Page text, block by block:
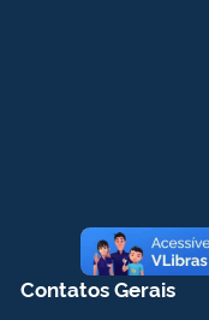
Contatos Gerais